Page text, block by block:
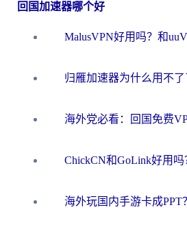
回国加速器哪个好